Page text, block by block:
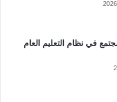
في نظام التعليم العام